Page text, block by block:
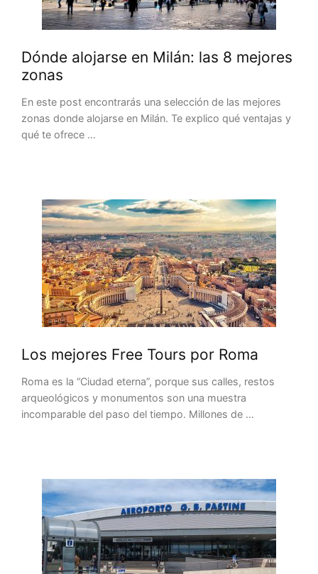
Dónde alojarse en Milán: las 8 mejores
zonas
En este post encontrarás una selección de las mejores
zonas donde alojarse en Milán. Te explico qué ventajas y
qué te ofrece …
Los mejores Free Tours por Roma
Roma es la “Ciudad eterna”, porque sus calles, restos
arqueológicos y monumentos son una muestra
incomparable del paso del tiempo. Millones de …